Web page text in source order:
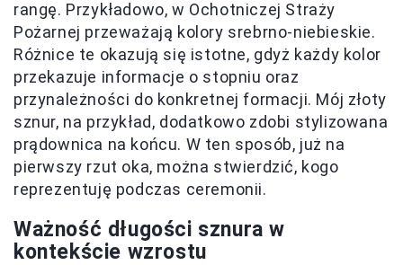
rangę. Przykładowo, w Ochotniczej Straży
Pożarnej przeważają kolory srebrno-niebieskie.
Różnice te okazują się istotne, gdyż każdy kolor
przekazuje informacje o stopniu oraz
przynależności do konkretnej formacji. Mój złoty
sznur, na przykład, dodatkowo zdobi stylizowana
prądownica na końcu. W ten sposób, już na
pierwszy rzut oka, można stwierdzić, kogo
reprezentuję podczas ceremonii.
Ważność długości sznura w
kontekście wzrostu